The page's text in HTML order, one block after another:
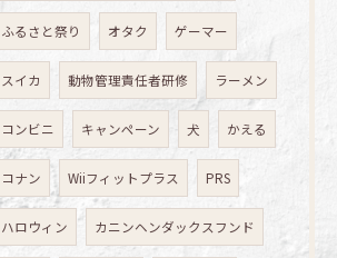
ふるさと祭り オタク ゲーマー
スイカ 動物管理責任者研修 ラーメン
コンビニ キャンペーン 犬 かえる
コナン Wiiフィットプラス PRS
ハロウィン カニンヘンダックスフンド